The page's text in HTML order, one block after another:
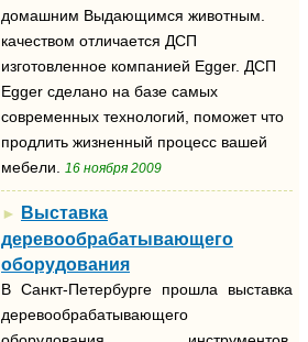
домашним Выдающимся животным.
качеством отличается ДСП
изготовленное компанией Egger. ДСП
Egger сделано на базе самых
современных технологий, поможет что
продлить жизненный процесс вашей
мебели. 16 ноября 2009
►
Выставка
деревообрабатывающего
оборудования
В Санкт-Петербурге прошла выставка
деревообрабатывающего